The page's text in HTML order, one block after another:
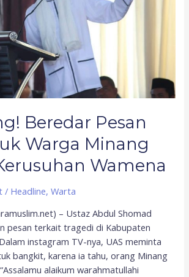
Beredar Pesan
Warga Minang
Wamena
/ Headline,Warta
– Ustaz Abdul Shomad
pesan terkait tragedi di Kabupaten
instagram TV-nya, UAS meminta
bangkit, karena ia tahu, orang Minang
alaikum warahmatullahi